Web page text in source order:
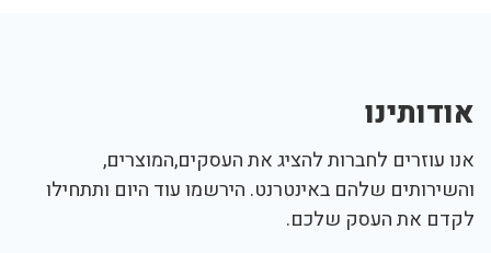
אודותינו
אנו עוזרים לחברות להציג את העסקים,המוצרים,
והשירותים שלהם באינטרנט. הירשמו עוד היום ותתחילו
לקדם את העסק שלכם.